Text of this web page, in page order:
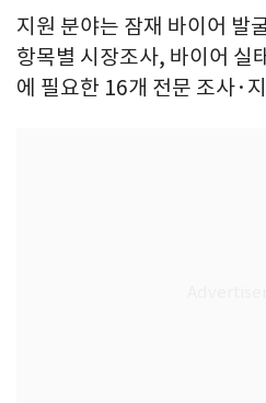
지원 분야는 잠재 바이어 발
항목별 시장조사, 바이어 실
에 필요한 16개 전문 조사·